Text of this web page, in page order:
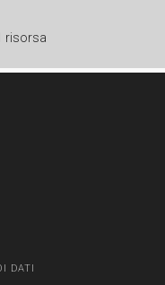
risorsa
DATI